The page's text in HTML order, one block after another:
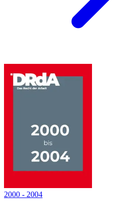
2000 - 2004